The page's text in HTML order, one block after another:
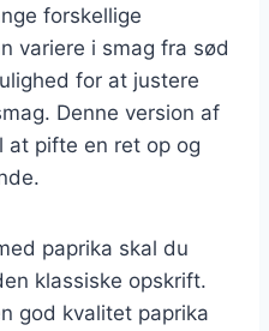
forskellige
variere i smag fra sød
for at justere
Denne version af
at pifte en ret op og
paprika skal du
klassiske opskrift.
god kvalitet paprika